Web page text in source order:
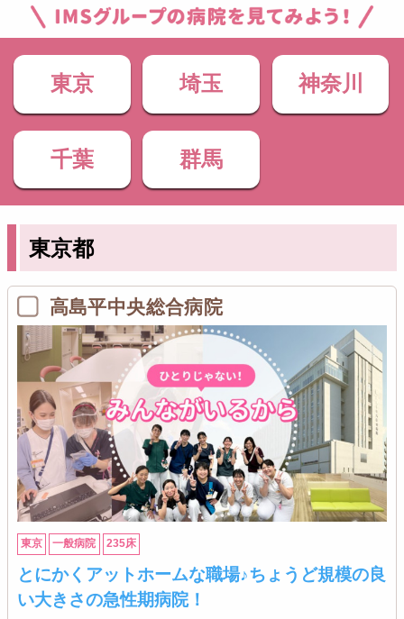
東京 埼玉 神奈川
千葉 群馬
東京都
高島平中央総合病院
東京 一般病院 235床
とにかくアットホームな職場♪ちょうど規模の良
い大きさの急性期病院！